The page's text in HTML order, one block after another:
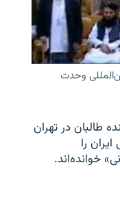
وحدت
طالبان در تهران
را
خوانده‌اند.